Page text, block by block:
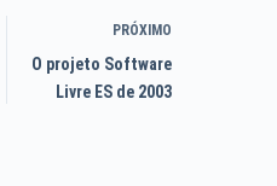
PRÓXIMO
O projeto Software
Livre ES de 2003